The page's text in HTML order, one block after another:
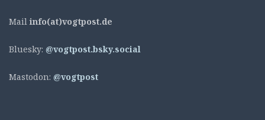
Mail info(at)vogtpost.de
Bluesky: @vogtpost.bsky.social
Mastodon: @vogtpost